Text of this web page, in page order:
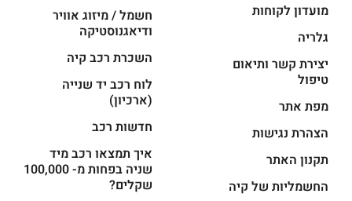
מועדון לקוחות
גלריה
יצירת קשר ותיאום
טיפול
מפת אתר
הצהרת נגישות
תקנון האתר
החשמליות של קיה
חשמל / מיזוג אוויר
ודיאגנוסטיקה
השכרת רכב קיה
לוח רכב יד שנייה
(ארכיון)
חדשות רכב
איך תמצאו רכב מיד
שניה בפחות מ- 100,000
שקלים?